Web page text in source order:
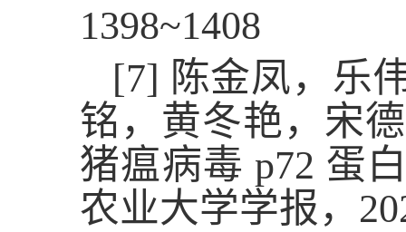
1398~1408
[7] 陈金凤，乐
铭，黄冬艳，宋
猪瘟病毒 p72 蛋
农业大学学报，